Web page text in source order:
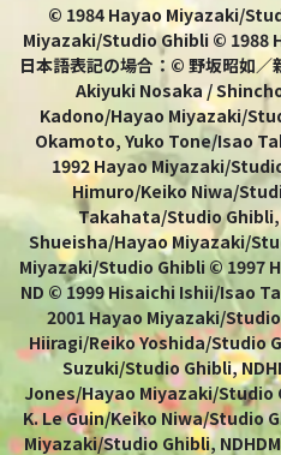
© 1984 Hayao Miyazaki/
Miyazaki/Studio Ghibli © 1988
日本語表記の場合：© 野坂昭如
Akiyuki Nosaka /
Kadono/Hayao Miyazaki/
Okamoto, Yuko Tone/Isao
1992 Hayao Miyazaki/
Himuro/Keiko Niwa/
Takahata/Studio Ghibli,
Shueisha/Hayao Miyazaki/
Miyazaki/Studio Ghibli © 1997
ND © 1999 Hisaichi Ishii/Isao
2001 Hayao Miyazaki/
Hiiragi/Reiko Yoshida/Studio
Suzuki/Studio Ghibli,
Jones/Hayao Miyazaki/Studio
K. Le Guin/Keiko Niwa/Studio
Miyazaki/Studio Ghibli,